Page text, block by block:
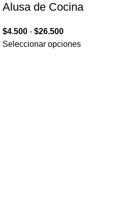
Alusa de Cocina
$4.500 - $26.500
Seleccionar opciones